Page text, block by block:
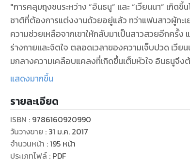
"การคลุมถุงชนระหว่าง “อินธนู” และ “เวียนนา” เกิด
ชาติที่ต้องการแต่งงานด้วยอยู่แล้ว ทว่าแฟนสาวผู้ทะ
ความช่วยเหลือจากเขาให้กลับมาเป็นสาวสวยอีกครั้
ร่างกายและจิตใจ ตลอดเวลาของความเจ็บปวด เวีย
มกลางความเคลือบแคลงที่เกิดขึ้นเต็มหัวใจ อินธนูจึ
เขามอบให้เธอคนเดียว
หล่อน...เผยให้เห็นหญิงสาวร่างงามตลอดตัวจนไม่มีที่
มาเผชิญหน้ากับเขาและช้อนอุ้มไปยังเตียงกว้างสวยง
แสดงมากขึ้น
รายละเอียด
ISBN : 9786160920990
วันวางขาย : 31 ม.ค. 2017
จำนวนหน้า :195 หน้า
ประเภทไฟล์: PDF